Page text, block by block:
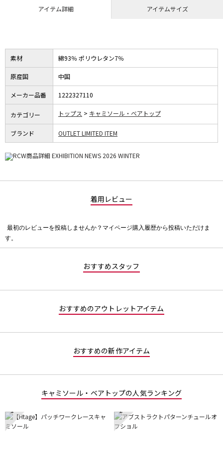
アイテム詳細 アイテムサイズ
素材 綿93％ ポリウレタン7％
原産国 中国
メーカー品番 1222327110
カテゴリー トップス キャミソール・ベアトップ
ブランド OUTLET LIMITED ITEM
着用レビュー
価
最初のレビューを投稿しませんか？マイページ購入履歴から投稿いただけま
す。
おすすめスタッフ
おすすめのアウトレットアイテム
おすすめの新作アイテム
キャミソール・ベアトップの人気ランキング
1 2